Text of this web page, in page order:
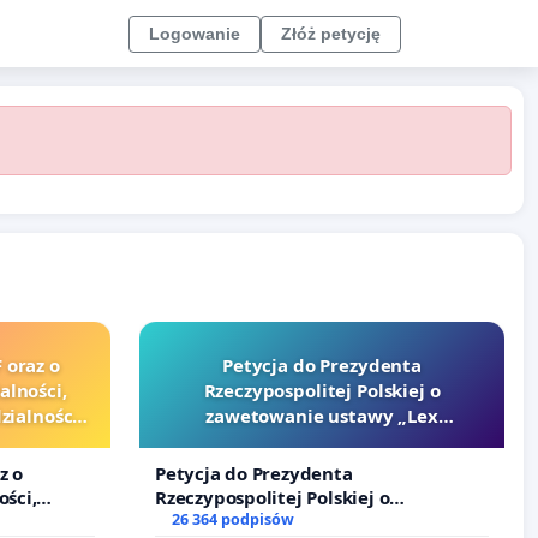
Logowanie Złóż petycję
oraz o
o
Petycja do Prezydenta
Rzeczypospolitej Polskiej o
zawetowanie ustawy „Lex
Petycja do Prezydenta
Rzeczypospolitej Polskiej o
zawetowanie ustawy „Lex Szarlatan”
26 364 podpisów